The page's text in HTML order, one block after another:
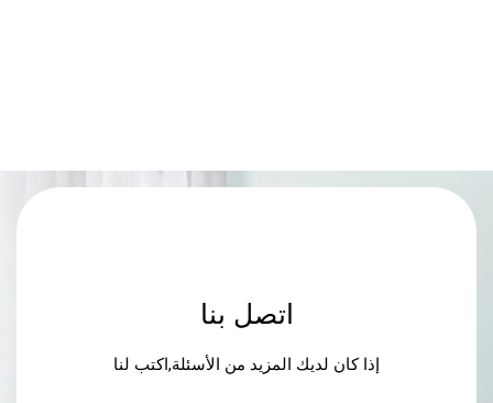
اتصل بنا
إذا كان لديك المزيد من الأسئلة,اكتب لنا